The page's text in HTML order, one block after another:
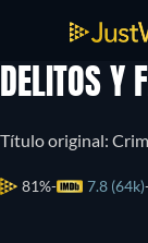
DELITOS Y
Título original:
81% 7.8 (64k)